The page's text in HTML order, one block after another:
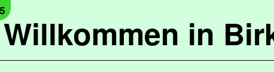
Willkommen in